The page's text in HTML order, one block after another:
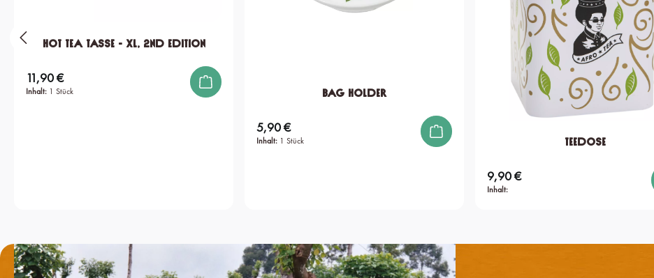
Hot Tea Tasse - XL, 2nd edition
Inhalt: 1 Stück
Regulärer Preis:
11,90 €
Bag Holder
Inhalt: 1 Stück
Regulärer Preis:
5,90 €
Teedose
Inhalt:
Regulärer Preis:
9,90 €